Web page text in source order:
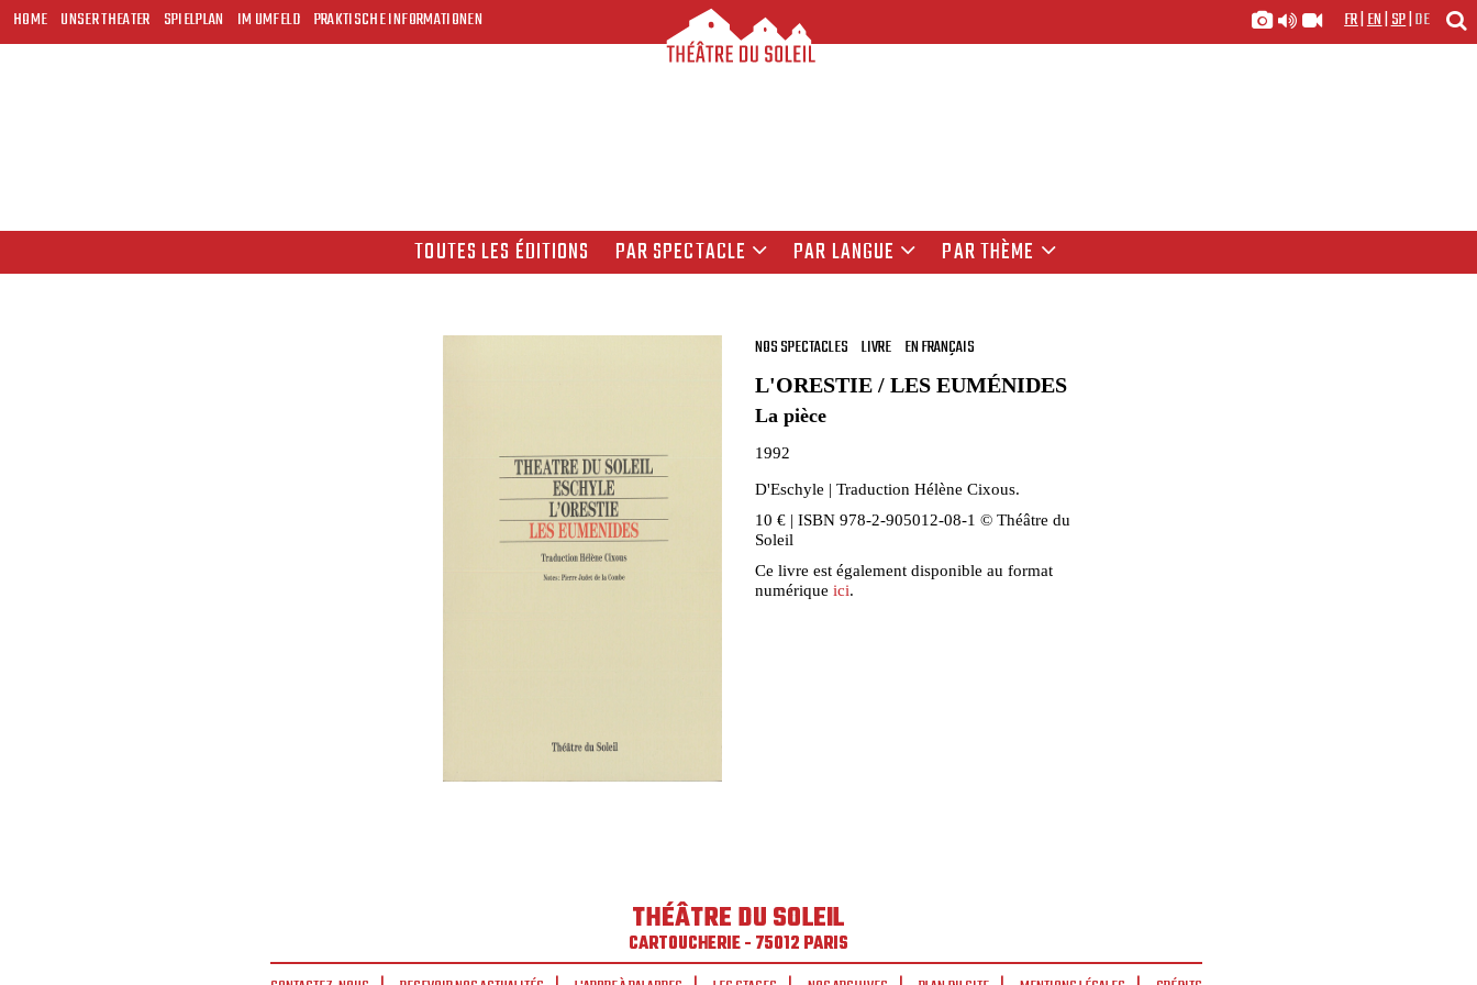
HOME UNSER THEATER SPIELPLAN IM UMFELD PRAKTISCHE INFORMATIONEN FR|EN|SP|DE
TOUTES LES ÉDITIONS PAR SPECTACLE PAR LANGUE PAR THÈME
NOS SPECTACLES LIVRE EN FRANÇAIS
L'ORESTIE / LES EUMÉNIDES
La pièce
1992
D'Eschyle | Traduction Hélène Cixous.
10 € | ISBN 978-2-905012-08-1 © Théâtre du
Soleil
Ce livre est également disponible au format
numérique ici.
THÉÂTRE DU SOLEIL
CARTOUCHERIE - 75012 PARIS